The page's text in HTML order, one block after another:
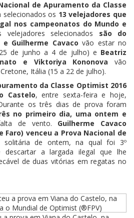
de Apuramento da Classe
os 13 velejadores que
nos campeonatos do Mundo e
velejadores selecionados são do
Guilherme Cavaco vão estar no
de junho a 4 de julho) e Beatriz
e Viktoriya Kononova vão
Itália (15 a 22 de julho).
da Classe Optimist 2016
Castelo, entre sexta-feira e hoje,
os três dias de prova foram
no primeiro dia, uma ontem e
de vento. Guilherme Cavaco
Faro) venceu a Prova Nacional de
solitária de ontem, na qual foi 3º
descartar a largada ilegal que lhe
de duas vitórias em regatas no